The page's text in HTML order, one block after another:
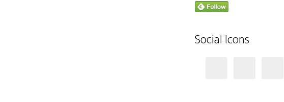
Social Icons